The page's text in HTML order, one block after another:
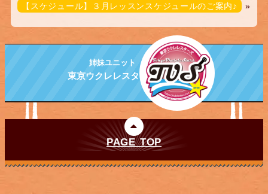
【スケジュール】３月レッスンスケジュールのご案内♪ »
姉妹ユニット
東京ウクレレスターズ
PAGE TOP